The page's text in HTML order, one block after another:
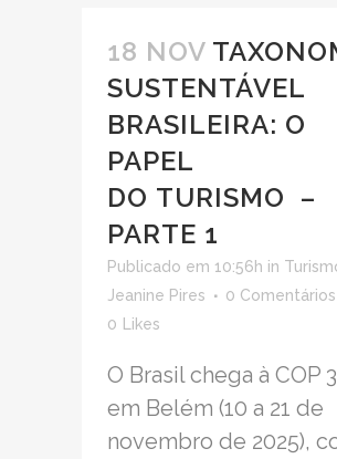
18 NOV
SUSTENTÁVEL
BRASILEIRA: O
PAPEL
DO TURISMO –
PARTE 1
Publicado em 10:56h in
Jeanine Pires
0 Comentários
0 Likes
O Brasil chega à COP
em Belém (10 a 21 de
novembro de 2025),